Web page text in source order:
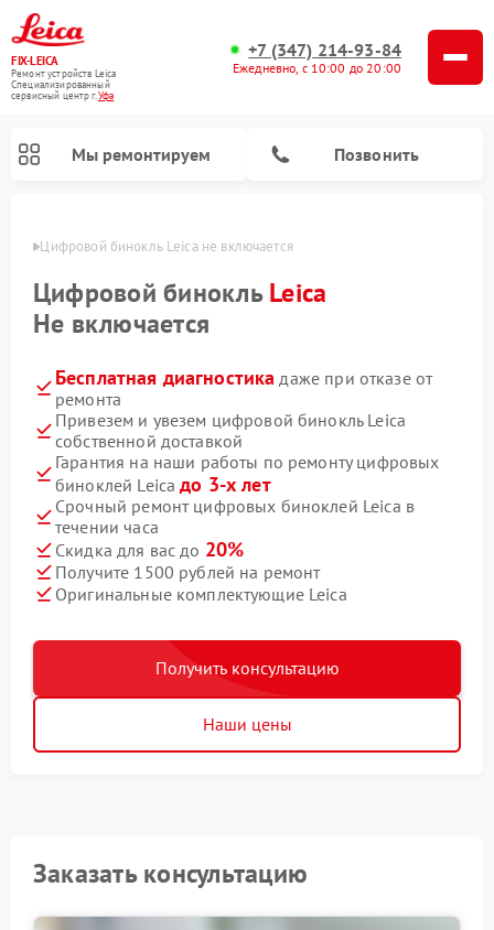
FIX-LEICA
Ремонт устройств Leica
Специализированный
cервисный центр г.Уфа
+7 (347) 214-93-84
Ежедневно, с 10:00 до 20:00
Мы ремонтируем Позвонить
Уфе Цифровой бинокль Leica не включается
Цифровой бинокльLeica
Не включается
Бесплатная диагностика даже при отказе от
ремонта
Привезем и увезем цифровой бинокль Leica
собственной доставкой
Гарантия на наши работы по ремонту цифровых
биноклей Leicaдо 3-х лет
Срочный ремонт цифровых биноклей Leica в
течении часа
Скидка для вас до 20%
Получите 1500 рублей на ремонт
Оригинальные комплектующие Leica
Получить консультацию
Наши цены
Заказать консультацию